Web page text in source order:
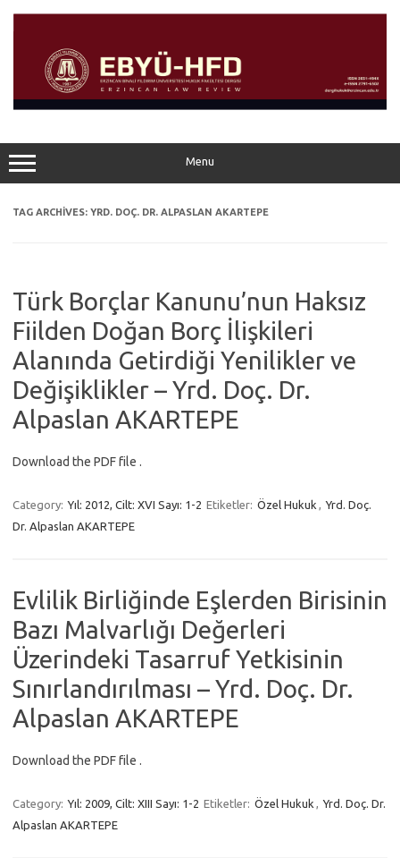
content
Menu
TAG ARCHIVES: YRD. DOÇ. DR. ALPASLAN AKARTEPE
Türk Borçlar Kanunu’nun Haksız
Fiilden Doğan Borç İlişkileri
Alanında Getirdiği Yenilikler ve
Değişiklikler – Yrd. Doç. Dr.
Alpaslan AKARTEPE
Download the PDF file .
Category: Yıl: 2012, Cilt: XVI Sayı: 1-2 Etiketler: Özel Hukuk
Yrd. Doç.
Dr. Alpaslan AKARTEPE
Evlilik Birliğinde Eşlerden Birisinin
Bazı Malvarlığı Değerleri
Üzerindeki Tasarruf Yetkisinin
Sınırlandırılması – Yrd. Doç. Dr.
Alpaslan AKARTEPE
Download the PDF file .
Category: Yıl: 2009, Cilt: XIII Sayı: 1-2 Etiketler: Özel Hukuk
Yrd. Doç. Dr.
Alpaslan AKARTEPE